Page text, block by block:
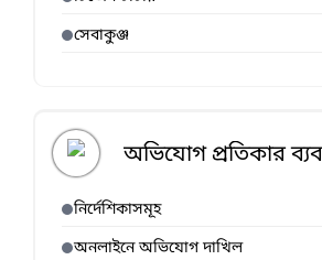
সেবাকুঞ্জ
অভিযোগ প্রতিকার
নির্দেশিকাসমূহ
অনলাইনে অভিযোগ দাখিল